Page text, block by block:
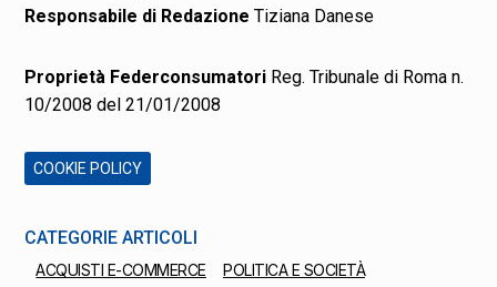
Responsabile di Redazione Tiziana Danese
Proprietà Federconsumatori Reg. Tribunale di Roma n.
10/2008 del 21/01/2008
COOKIE POLICY
CATEGORIE ARTICOLI
ACQUISTI E-COMMERCE POLITICA E SOCIETÀ